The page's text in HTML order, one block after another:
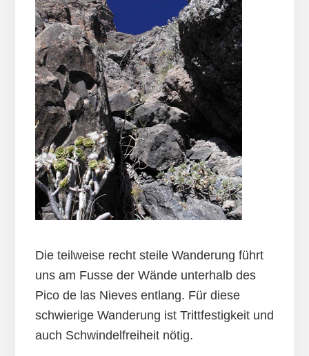
Die teilweise recht steile Wanderung führt
uns am Fusse der Wände unterhalb des
Pico de las Nieves entlang. Für diese
schwierige Wanderung ist Trittfestigkeit und
auch Schwindelfreiheit nötig.